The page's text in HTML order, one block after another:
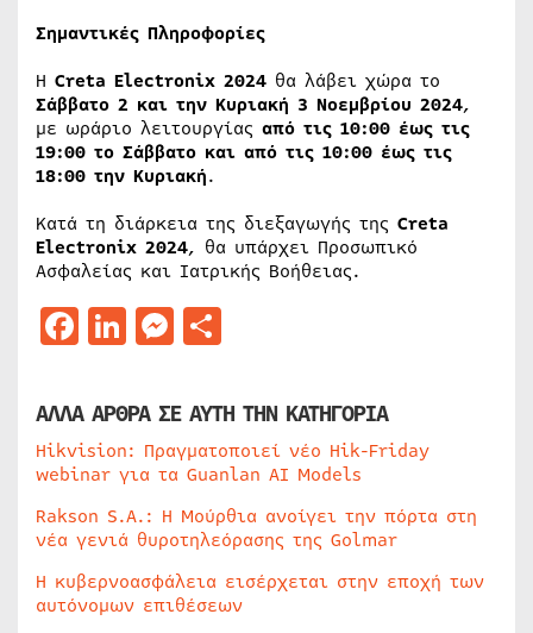
Σημαντικές Πληροφορίες
Η Creta Electronix 2024 θα λάβει χώρα το
Σάββατο 2 και την Κυριακή 3 Νοεμβρίου 2024,
με ωράριο λειτουργίας από τις 10:00 έως τις
19:00 το Σάββατο και από τις 10:00 έως τις
18:00 την Κυριακή.
Κατά τη διάρκεια της διεξαγωγής της Creta
Electronix 2024, θα υπάρχει Προσωπικό
Ασφαλείας και Ιατρικής Βοήθειας.
Facebook
LinkedIn
Messenger
ΑΛΛΑ ΑΡΘΡΑ ΣΕ ΑΥΤΗ ΤΗΝ ΚΑΤΗΓΟΡΙΑ
Hikvision: Πραγματοποιεί νέο Hik-Friday
webinar για τα Guanlan AI Models
Rakson S.A.: Η Μούρθια ανοίγει την πόρτα στη
νέα γενιά θυροτηλεόρασης της Golmar
Η κυβερνοασφάλεια εισέρχεται στην εποχή των
αυτόνομων επιθέσεων